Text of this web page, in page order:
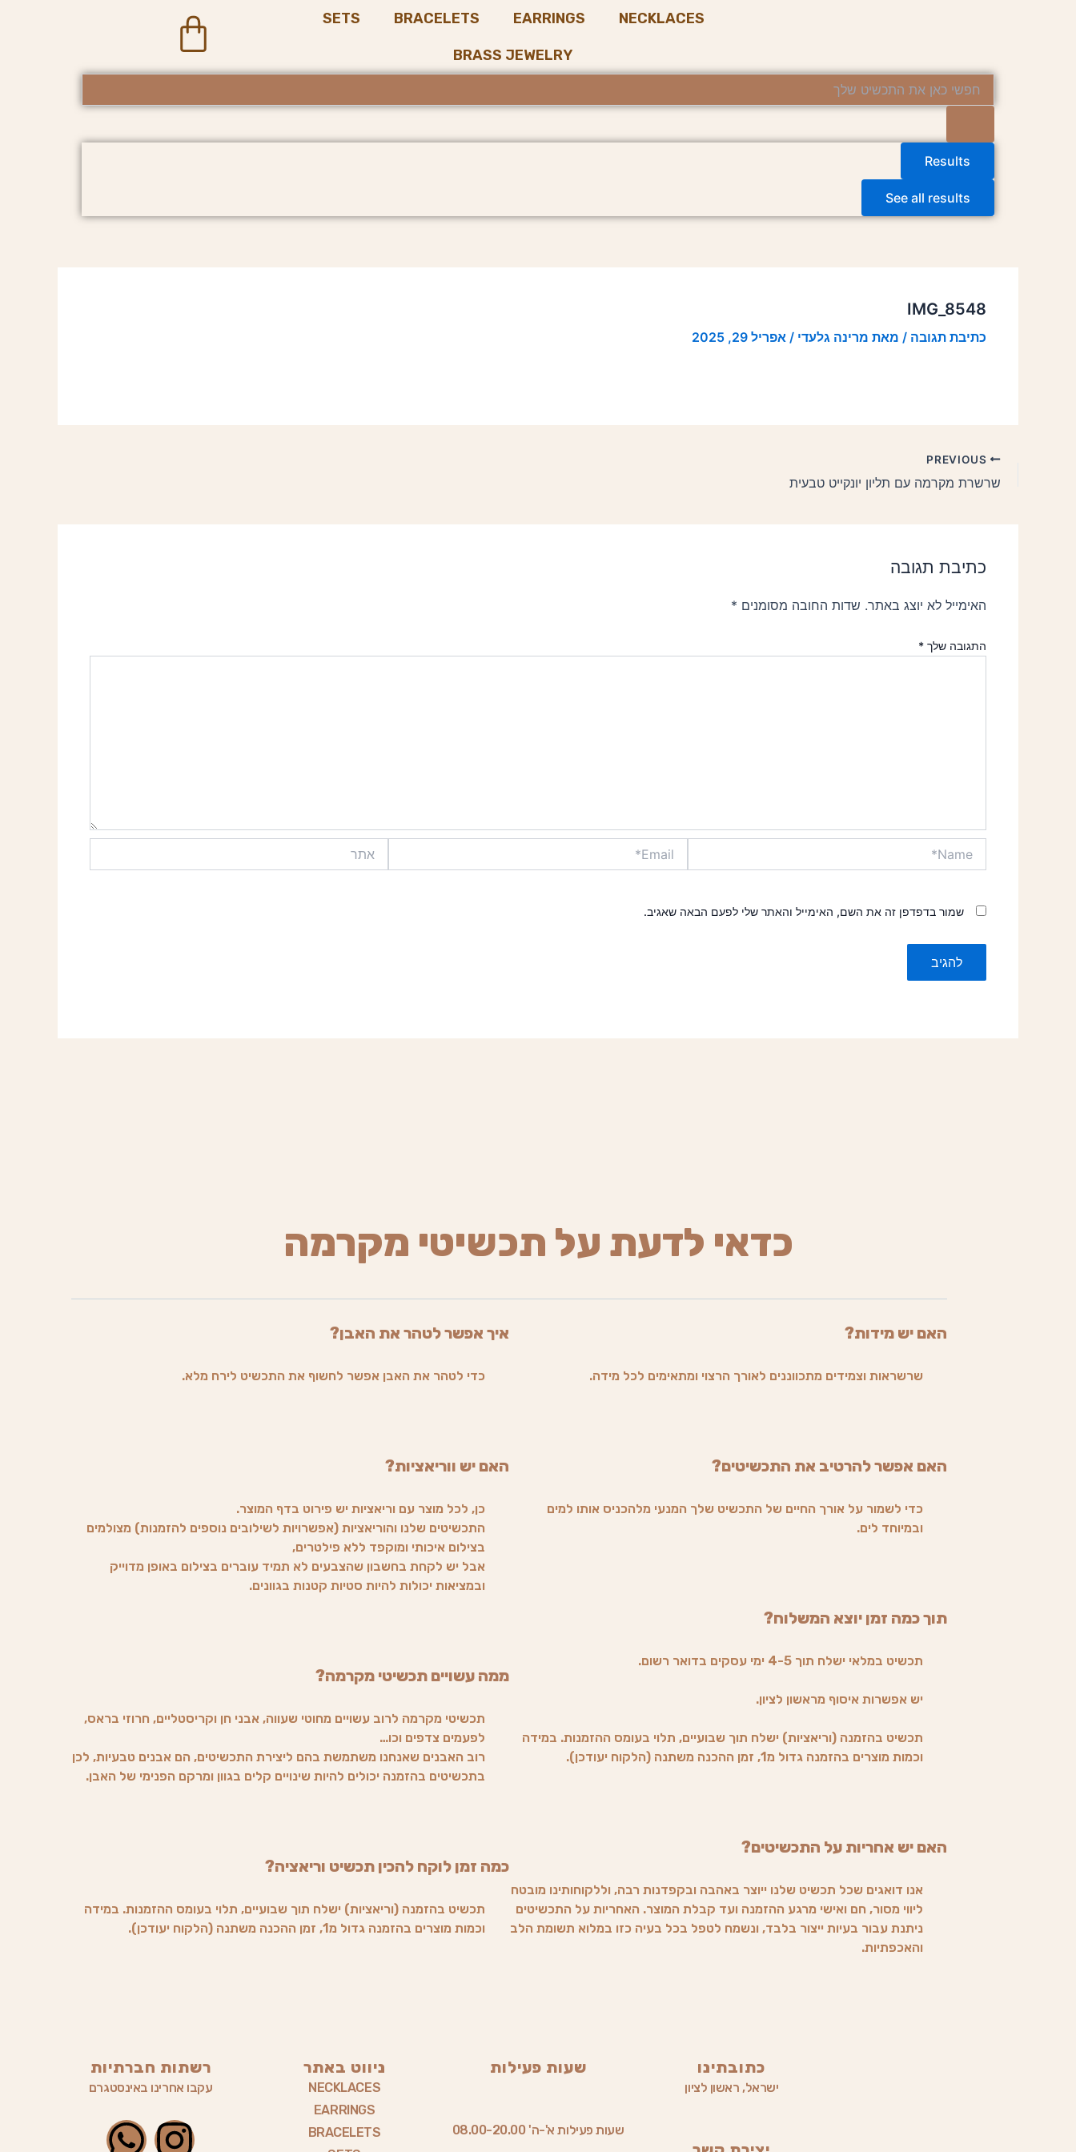
NECKLACES
EARRINGS
BRACELETS
SETS
BRASS JEWELRY
Results
See all results
IMG_8548
כתיבת תגובה / מאת מרינה גלעדי / אפריל 29, 2025
שרשרת מקרמה עם תליון יונקייט טבעית
כתיבת תגובה
האימייל לא יוצג באתר. שדות החובה מסומנים *
התגובה שלך *
שמור בדפדפן זה את השם, האימייל והאתר שלי לפעם הבאה שאגיב.
כדאי לדעת על תכשיטי מקרמה
האם יש מידות?
שרשראות וצמידים מתכווננים לאורך הרצוי ומתאימים לכל מידה.
האם אפשר להרטיב את התכשיטים?
כדי לשמור על אורך החיים של התכשיט שלך המנעי מלהכניס אותו למים
ובמיוחד לים.
תוך כמה זמן יוצא המשלוח?
תכשיט במלאי ישלח תוך 4-5 ימי עסקים בדואר רשום.
יש אפשרות איסוף מראשון לציון.
תכשיט בהזמנה (וריאציות) ישלח תוך שבועיים, תלוי בעומס ההזמנות. במידה
וכמות מוצרים בהזמנה גדול מ1, זמן ההכנה משתנה (הלקוח יעודכן).
האם יש אחריות על התכשיטים?
אנו דואגים שכל תכשיט שלנו ייוצר באהבה ובקפדנות רבה, וללקוחותינו מובטח
ליווי מסור, חם ואישי מרגע ההזמנה ועד קבלת המוצר. האחריות על התכשיטים
ניתנת עבור בעיות ייצור בלבד, ונשמח לטפל בכל בעיה כזו במלוא תשומת הלב
והאכפתיות.
איך אפשר לטהר את האבן?
כדי לטהר את האבן אפשר לחשוף את התכשיט לירח מלא.
האם יש ווריאציות?
כן, לכל מוצר עם וריאציות יש פירוט בדף המוצר.
התכשיטים שלנו והוריאציות (אפשרויות לשילובים נוספים להזמנות) מצולמים
בצילום איכותי ומוקפד ללא פילטרים,
אבל יש לקחת בחשבון שהצבעים לא תמיד עוברים בצילום באופן מדוייק
ובמציאות יכולות להיות סטיות קטנות בגוונים.
ממה עשויים תכשיטי מקרמה?
תכשיטי מקרמה לרוב עשויים מחוטי שעווה, אבני חן וקריסטליים, חרוזי בראס,
לפעמים צדפים וכו…
רוב האבנים שאנחנו משתמשת בהם ליצירת התכשיטים, הם אבנים טבעיות, לכן
בתכשיטים בהזמנה יכולים להיות שינויים קלים בגוון ומרקם הפנימי של האבן.
כמה זמן לוקח להכין תכשיט וריאציה?
תכשיט בהזמנה (וריאציות) ישלח תוך שבועיים, תלוי בעומס ההזמנות. במידה
וכמות מוצרים בהזמנה גדול מ1, זמן ההכנה משתנה (הלקוח יעודכן).
כתובתינו
ישראל, ראשון לציון
שעות פעילות
שעות פעילות א'-ה' 08.00-20.00
ניווט באתר
NECKLACES
EARRINGS
BRACELETS
רשתות חברתיות
עקבו אחרינו באינסטגרם
I
W